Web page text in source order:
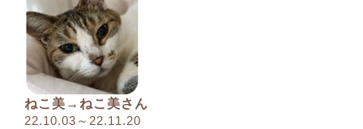
ねこ美→ねこ美さん
22.10.03～22.11.20